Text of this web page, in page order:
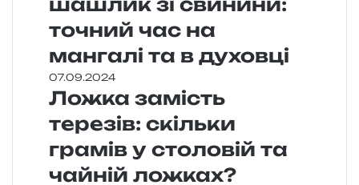
шашлик зі свинини:
точний час на
мангалі та в духовці
07.09.2024
Ложка замість
терезів: скільки
грамів у столовій та
чайній ложках?